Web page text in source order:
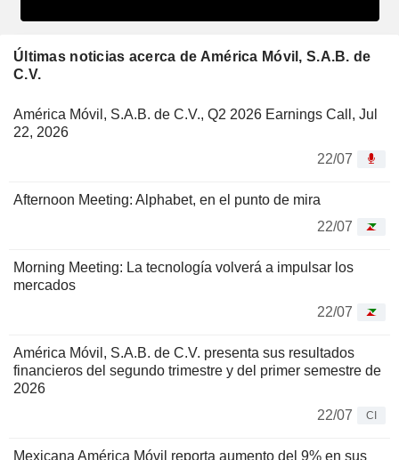
Últimas noticias acerca de América Móvil, S.A.B. de
C.V.
América Móvil, S.A.B. de C.V., Q2 2026 Earnings Call, Jul
22, 2026
22/07
Afternoon Meeting: Alphabet, en el punto de mira
22/07
Morning Meeting: La tecnología volverá a impulsar los
mercados
22/07
América Móvil, S.A.B. de C.V. presenta sus resultados
financieros del segundo trimestre y del primer semestre de
2026
22/07
CI
Mexicana América Móvil reporta aumento del 9% en sus